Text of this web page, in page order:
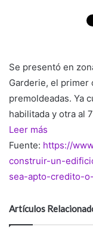
Se presentó en
Garderie, el primer
premoldeadas. Ya
habilitada y otra al
Leer más
Fuente: https://
construir-un-
sea-apto-credito-
Artículos